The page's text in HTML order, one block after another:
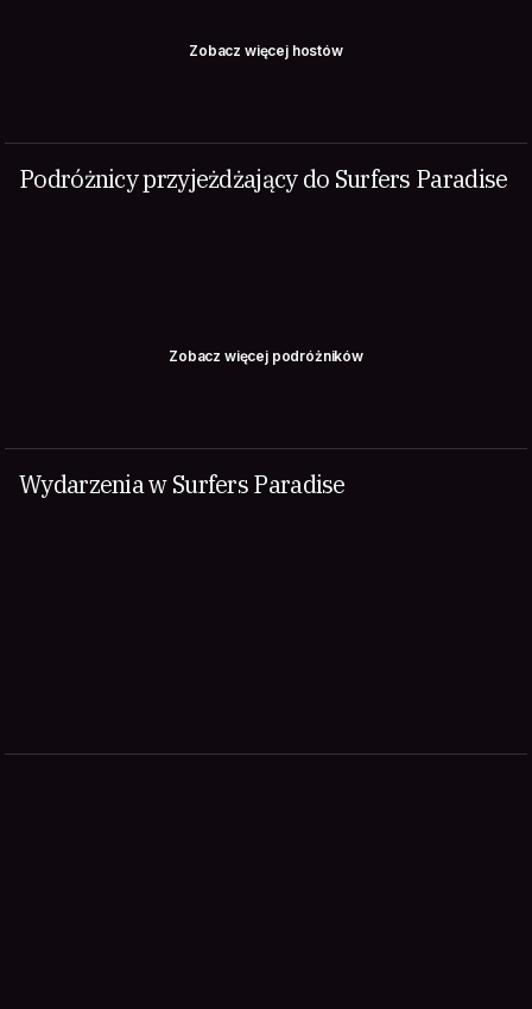
Zobacz więcej hostów
Podróżnicy przyjeżdżający do Surfers Paradise
Zobacz więcej podróżników
Wydarzenia w Surfers Paradise